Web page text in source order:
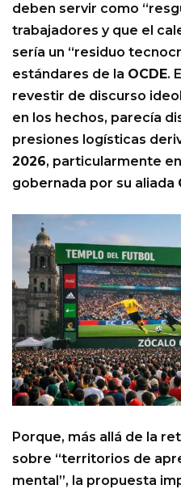
deben servir como
trabajadores y que el
sería un “residuo
estándares de la OCDE.
revestir de discurso
en los hechos, parecía
presiones logísticas
2026, particularmente
gobernada por su aliada
Porque, más allá de la
sobre “territorios de
mental”, la propuesta